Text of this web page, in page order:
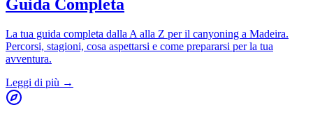
Guida Completa
La tua guida completa dalla A alla Z per il canyoning a Madeira.
Percorsi, stagioni, cosa aspettarsi e come prepararsi per la tua
avventura.
Leggi di più →